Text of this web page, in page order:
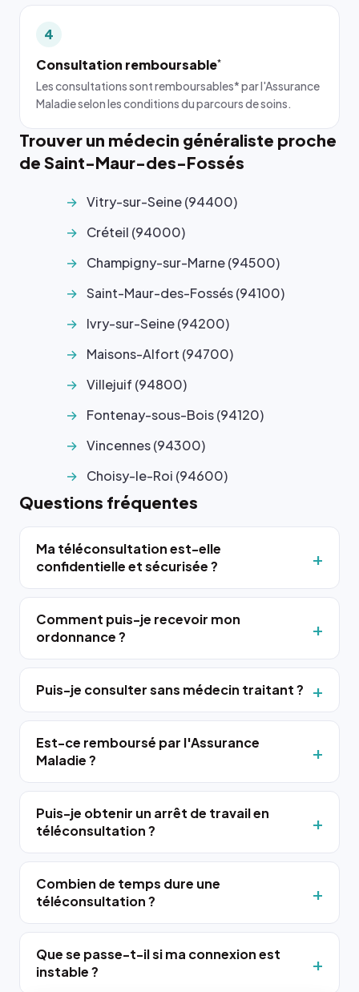
4
Consultation remboursable*
Les consultations sont remboursables* par l'Assurance
Maladie selon les conditions du parcours de soins.
Trouver un médecin généraliste proche
de Saint-Maur-des-Fossés
Vitry-sur-Seine (94400)
Créteil (94000)
Champigny-sur-Marne (94500)
Saint-Maur-des-Fossés (94100)
Ivry-sur-Seine (94200)
Maisons-Alfort (94700)
Villejuif (94800)
Fontenay-sous-Bois (94120)
Vincennes (94300)
Choisy-le-Roi (94600)
Questions fréquentes
Ma téléconsultation est-elle
confidentielle et sécurisée ?
Comment puis-je recevoir mon
ordonnance ?
Puis-je consulter sans médecin traitant ?
Est-ce remboursé par l'Assurance
Maladie ?
Puis-je obtenir un arrêt de travail en
téléconsultation ?
Combien de temps dure une
téléconsultation ?
Que se passe-t-il si ma connexion est
instable ?